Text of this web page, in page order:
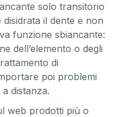
solo transitorio
il dente e non
funzione sbiancante:
dell’elemento o degli
di
poi problemi
distanza.
web prodotti più o